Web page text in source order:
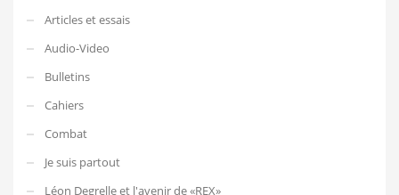
Articles et essais
Audio-Video
Bulletins
Cahiers
Combat
Je suis partout
Léon Degrelle et l'avenir de «REX»